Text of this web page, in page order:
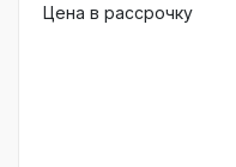
Цена в рассрочку